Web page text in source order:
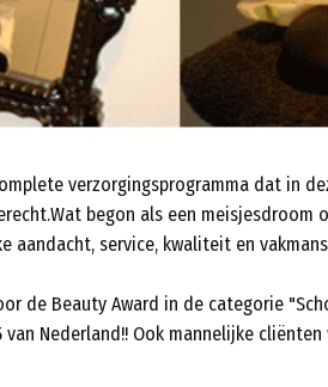
verzorgingsprogramma dat in
begon als een
service, kwaliteit en
de Beauty Award in de categorie
Nederland!! Ook mannelijke